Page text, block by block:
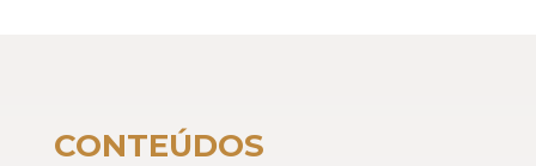
CONTEÚDOS